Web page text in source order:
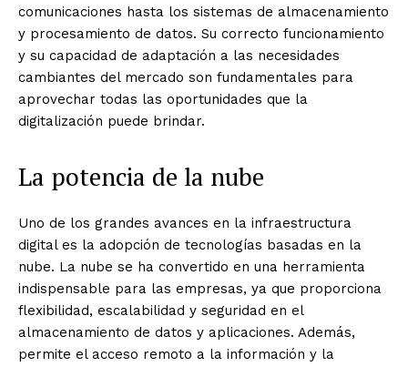
comunicaciones hasta los sistemas de almacenamiento
y procesamiento de datos. Su correcto funcionamiento
y su capacidad de adaptación a las necesidades
cambiantes del mercado son fundamentales para
aprovechar todas las oportunidades que la
digitalización puede brindar.
La potencia de la nube
Uno de los grandes avances en la infraestructura
digital es la adopción de tecnologías basadas en la
nube. La nube se ha convertido en una herramienta
indispensable para las empresas, ya que proporciona
flexibilidad, escalabilidad y seguridad en el
almacenamiento de datos y aplicaciones. Además,
permite el acceso remoto a la información y la